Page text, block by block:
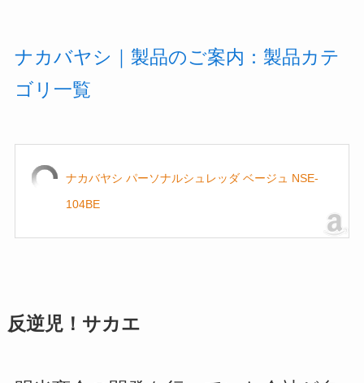
ナカバヤシ｜製品のご案内：製品カテ
ゴリ一覧
ナカバヤシ パーソナルシュレッダ ベージュ NSE-
104BE
反逆児！サカエ